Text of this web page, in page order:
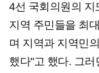
4선 국회의원의 지
지역 주민들을 최
며 지역과 지역민
했다"고 했다. 그